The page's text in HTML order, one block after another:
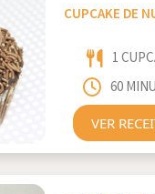
CUPCAKE DE
1
60
VER